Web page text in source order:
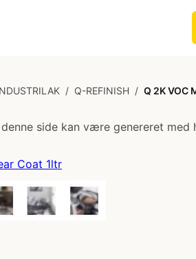
/ Q-REFINISH / Q 2K VOC
side kan være genereret med